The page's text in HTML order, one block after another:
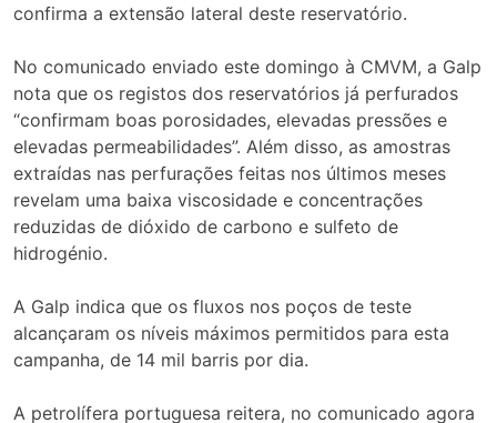
confirma a extensão lateral deste reservatório.
No comunicado enviado este domingo à CMVM, a Galp
nota que os registos dos reservatórios já perfurados
“confirmam boas porosidades, elevadas pressões e
elevadas permeabilidades”. Além disso, as amostras
extraídas nas perfurações feitas nos últimos meses
revelam uma baixa viscosidade e concentrações
reduzidas de dióxido de carbono e sulfeto de
hidrogénio.
A Galp indica que os fluxos nos poços de teste
alcançaram os níveis máximos permitidos para esta
campanha, de 14 mil barris por dia.
A petrolífera portuguesa reitera, no comunicado agora